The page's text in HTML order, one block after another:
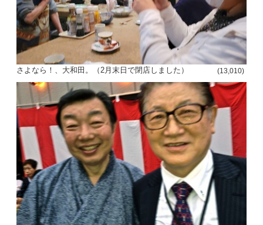
さよなら！、大和田。（2月末日で閉店しました） (13,010)